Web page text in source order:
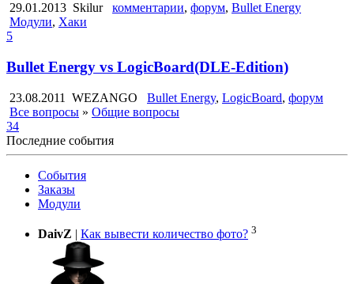
29.01.2013 Skilur комментарии, форум, Bullet Energy
Модули, Хаки
5
Bullet Energy vs LogicBoard(DLE-Edition)
23.08.2011 WEZANGO Bullet Energy, LogicBoard, форум
Все вопросы » Общие вопросы
34
Последние события
События
Заказы
Модули
DaivZ | Как вывести количество фото? 3